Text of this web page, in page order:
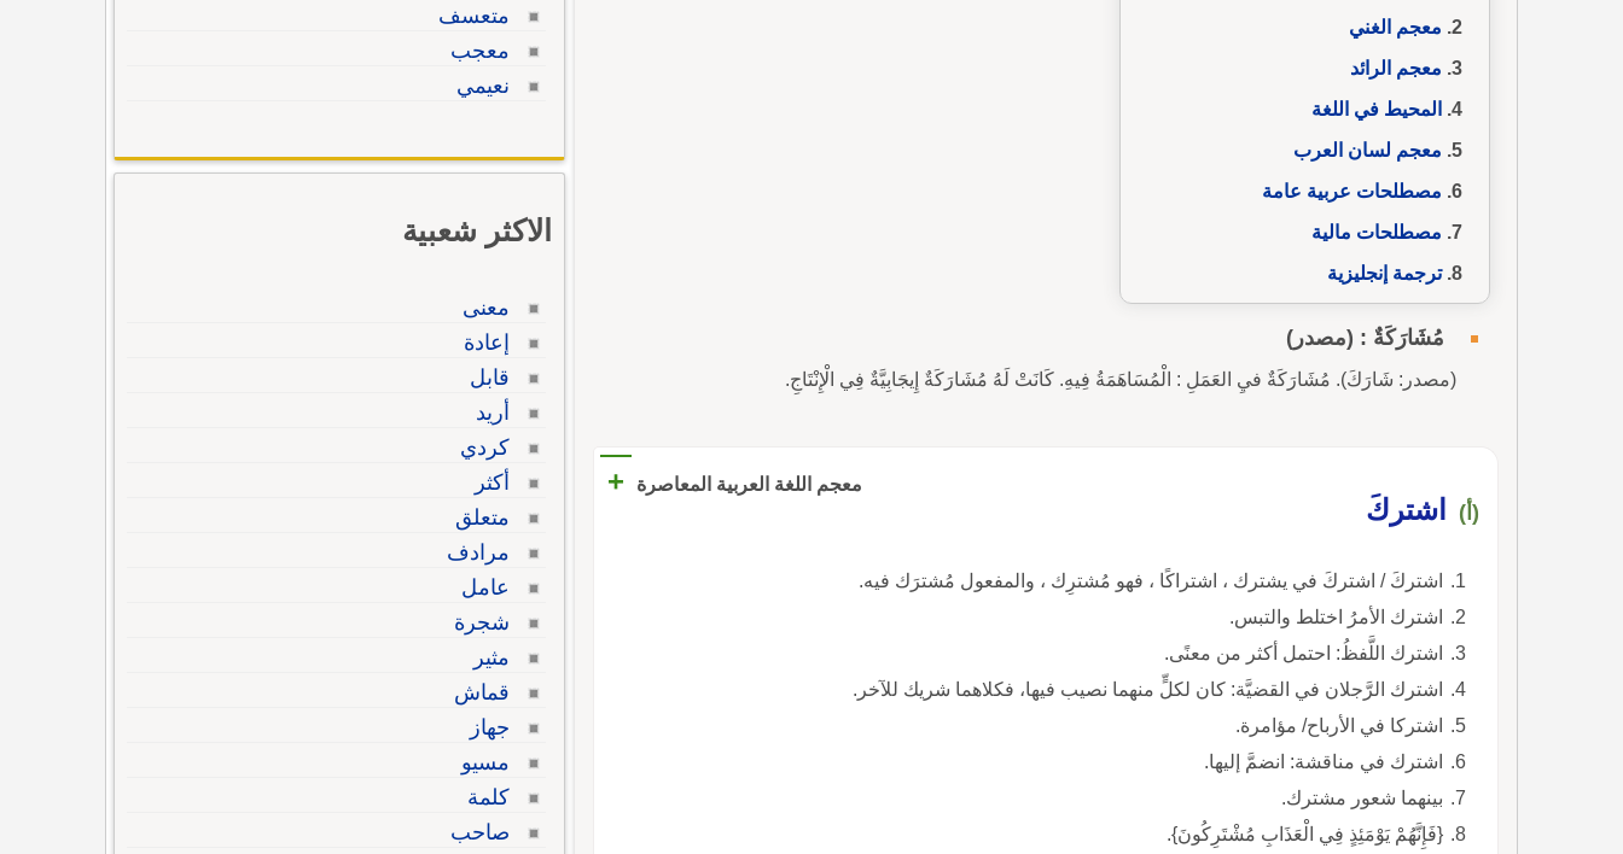
معجم الغني
معجم الرائد
المحيط في اللغة
معجم لسان العرب
مصطلحات عربية عامة
مصطلحات مالية
ترجمة إنجليزية
مُشَارَكَةٌ : (مصدر)
(مصدر: شَارَكَ). مُشَارَكَةٌ فيِ العَمَلِ : الْمُسَاهَمَةُ فِيهِ. كَانَتْ لَهُ مُشَارَكَةٌ إِيجَابِيَّةٌ فِي الْإِنْتَاجِ.
معجم اللغة العربية المعاصرة +
(أ) اشتركَ
اشتركَ / اشتركَ في يشترك ، اشتراكًا ، فهو مُشترِك ، والمفعول مُشترَك فيه.
اشترك الأمرُ اختلط والتبس.
اشترك اللَّفظُ: احتمل أكثر من معنًى.
اشترك الرَّجلان في القضيَّة: كان لكلٍّ منهما نصيب فيها، فكلاهما شريك للآخر.
اشتركا في الأرباح/ مؤامرة.
اشترك في مناقشة: انضمَّ إليها.
بينهما شعور مشترك.
{فَإِنَّهُمْ يَوْمَئِذٍ فِي الْعَذَابِ مُشْتَرِكُونَ}.
متعسف
معجب
نعيمي
الاكثر شعبية
معنى
إعادة
قابل
أريد
كردي
أكثر
متعلق
مرادف
عامل
شجرة
مثير
قماش
جهاز
مسيو
كلمة
صاحب